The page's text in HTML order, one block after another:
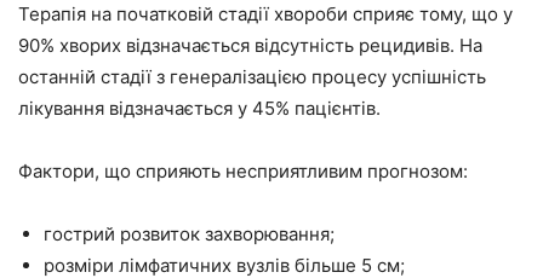
Терапія на початковій стадії хвороби сприяє тому, що у
90% хворих відзначається відсутність рецидивів. На
останній стадії з генералізацією процесу успішність
лікування відзначається у 45% пацієнтів.
Фактори, що сприяють несприятливим прогнозом:
гострий розвиток захворювання;
розміри лімфатичних вузлів більше 5 см;